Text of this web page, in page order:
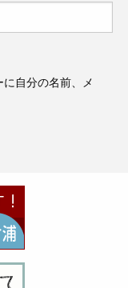
自分の名前、メ